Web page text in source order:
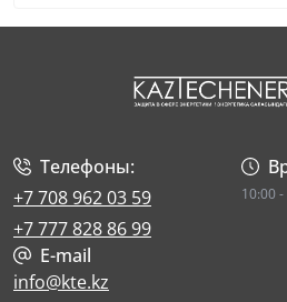
Телефоны:
+7 708 962 03 59
+7 777 828 86 99
10:00
E-mail
info@kte.kz